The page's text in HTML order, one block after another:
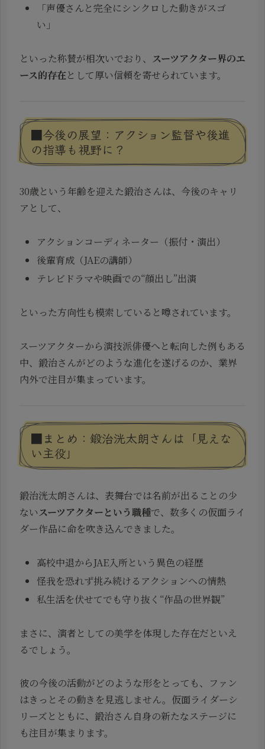
「声優さんと完全にシンクロした動きがスゴ
い」
といった称賛が相次いでおり、 スーツアクター界のエ
ース的存在として厚い信頼を寄せられています。
■今後の展望：アクション監督や後進
の指導も視野に？
30歳という年齢を迎えた鍛治さんは、今後のキャリ
アとして、
アクションコーディネーター（振付・演出）
後輩育成（JAEの講師）
テレビドラマや映画での“顔出し”出演
といった方向性も模索していると噂されています。
スーツアクターから演技派俳優へと転向した例もある
中、鍛治さんがどのような進化を遂げるのか、業界
内外で注目が集まっています。
■まとめ：鍛治洸太朗さんは「見えな
い主役」
鍛治洸太朗さんは、表舞台では名前が出ることの少
ないスーツアクターという職種で、数多くの仮面ライ
ダー作品に命を吹き込んできました。
高校中退からJAE入所という異色の経歴
怪我を恐れず挑み続けるアクションへの情熱
私生活を伏せてでも守り抜く“作品の世界観”
まさに、演者としての美学を体現した存在だといえ
るでしょう。
彼の今後の活動がどのような形をとっても、ファン
はきっとその動きを見逃しません。仮面ライダーシ
リーズとともに、鍛治さん自身の新たなステージに
も注目が集まります。